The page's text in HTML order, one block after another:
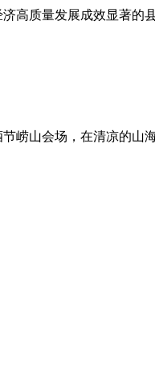
质量发展成效显著的
山会场，在清凉的山